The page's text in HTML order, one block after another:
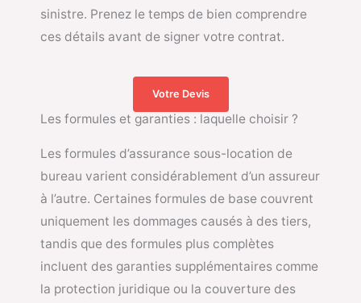
sinistre. Prenez le temps de bien comprendre
ces détails avant de signer votre contrat.
Votre Devis
Les formules et garanties : laquelle choisir ?
Les formules d’assurance sous-location de
bureau varient considérablement d’un assureur
à l’autre. Certaines formules de base couvrent
uniquement les dommages causés à des tiers,
tandis que des formules plus complètes
incluent des garanties supplémentaires comme
la protection juridique ou la couverture des